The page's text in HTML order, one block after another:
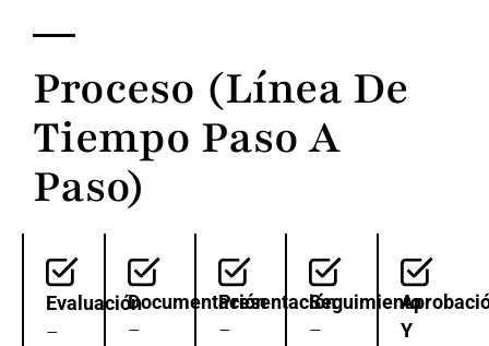
Proceso (línea De
Tiempo Paso A
Paso)
Evaluación
–
Documentación
–
Presentación
–
Seguimiento
–
Y